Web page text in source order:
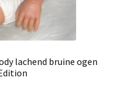
lachend bruine ogen